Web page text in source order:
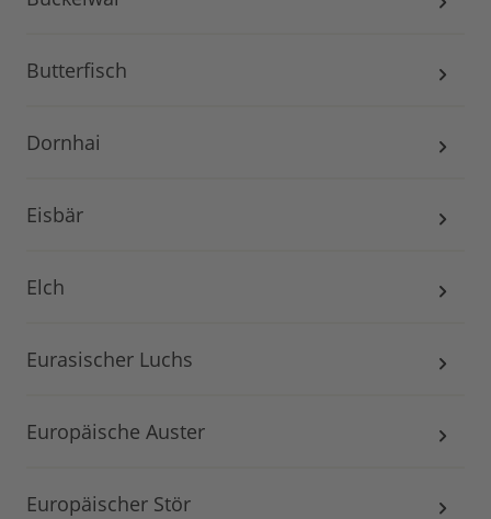
Butterfisch
Dornhai
Eisbär
Elch
Eurasischer Luchs
Europäische Auster
Europäischer Stör